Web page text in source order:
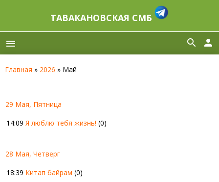
ТАВАКАНОВСКАЯ СМБ
menu person
search
Главная » 2026 » Май
29 Мая, Пятница
14:09 Я люблю тебя жизнь! (0)
28 Мая, Четверг
18:39 Китап байрам (0)